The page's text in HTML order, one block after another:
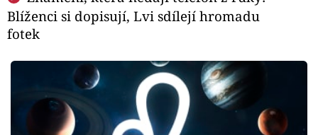
Blíženci si dopisují, Lvi sdílejí hromadu
fotek